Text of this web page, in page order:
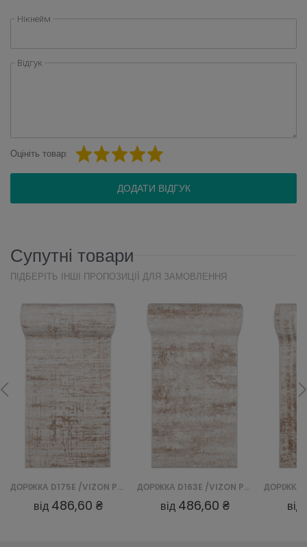
Нікнейм
Відгук
Оцініть товар:
ДОДАТИ ВІДГУК
Супутні товари
ПІДБЕРІТЬ ІНШІ ПРОПОЗИЦІЇ ДЛЯ ЗАМОВЛЕННЯ
ДОРІЖКА D175E /VIZON PORTLAND CHODNIK - BIAŁY
від 486,60 ₴
ДОРІЖКА D163E /VIZON PORTLAND CHODNIK - BIAŁY
від 486,60 ₴ від